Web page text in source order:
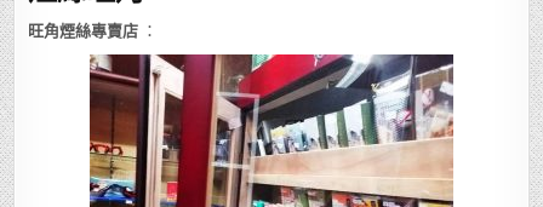
旺角煙絲專賣店 ：